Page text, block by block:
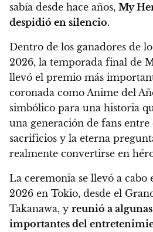
sabía desde hace años, My
despidió en silencio.
Dentro de los ganadores de
2026, la temporada final de
llevó el premio más
coronada como Anime del
simbólico para una historia
una generación de fans entre
sacrificios y la eterna
realmente convertirse en
La ceremonia se llevó a cabo
2026 en Tokio, desde el
Takanawa, y reunió a
importantes del